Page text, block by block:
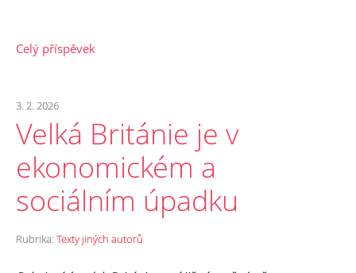
Celý příspěvek
3. 2. 2026
Velká Británie je v
ekonomickém a
sociálním úpadku
Rubrika: Texty jiných autorů